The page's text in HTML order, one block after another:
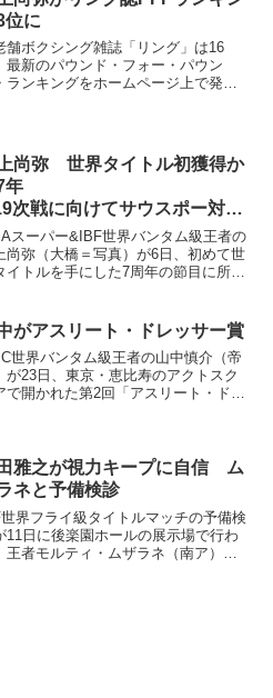
ブを盛ん...
位に
舗ボクシング雑誌「リング」は16
最新のパウンド・フォー・パウン
ランキングをホームページ上で発
7日、さいたまス...
尚弥 世界タイトル初獲得か
年
次戦に向けてサウスポー対策
スーパー&IBF世界バンタム級王者の
尚弥（大橋＝写真）が6日、初めて世
イトルを手にした7周年の節目に所属
（メキシコ）を下してWBC世界L･フ
...
がアスリート・ドレッサー賞
世界バンタム級王者の山中慎介（帝
が23日、東京・恵比寿のアクトスク
で開かれた第2回「アスリート・ドレ
ツ選手の...
雅之が視力キープに自信 ム
ネと予備検診
界フライ級タイトルマッチの予備検
11日に後楽園ホールの展示場で行わ
王者モルティ・ムザラネ（南ア）と